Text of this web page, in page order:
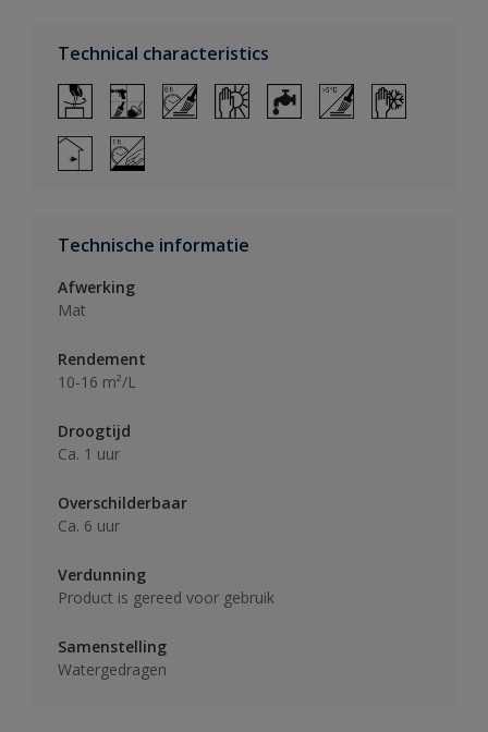
Technical characteristics
Technische informatie
Afwerking
Mat
Rendement
10-16 m²/L
Droogtijd
Ca. 1 uur
Overschilderbaar
Ca. 6 uur
Verdunning
Product is gereed voor gebruik
Samenstelling
Watergedragen